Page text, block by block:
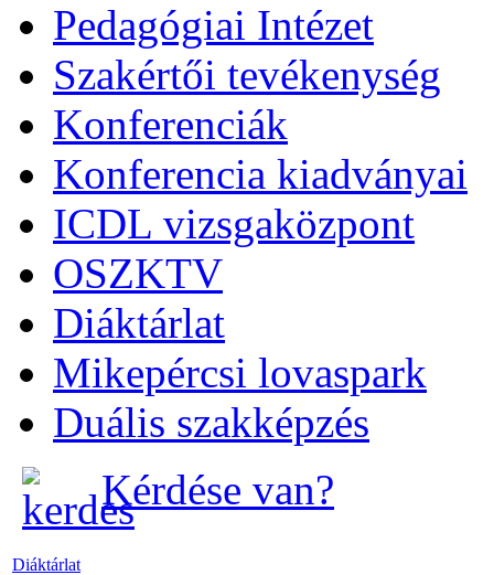
Pedagógiai Intézet
Szakértői tevékenység
Konferenciák
Konferencia kiadványai
ICDL vizsgaközpont
OSZKTV
Diáktárlat
Mikepércsi lovaspark
Duális szakképzés
Kérdése van?
Diáktárlat